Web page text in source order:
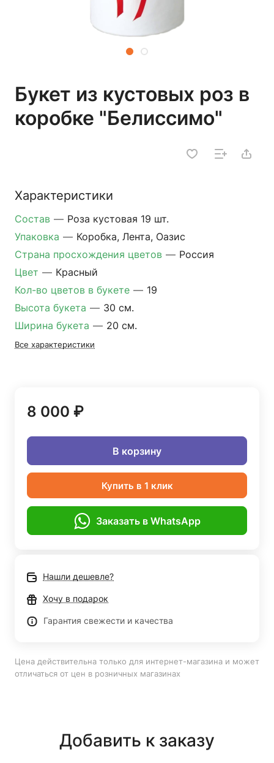
Букет из кустовых роз в
коробке "Белиссимо"
Характеристики
Состав — Роза кустовая 19 шт.
Упаковка — Коробка, Лента, Оазис
Страна просхождения цветов — Россия
Цвет — Красный
Кол-во цветов в букете — 19
Высота букета — 30 см.
Ширина букета — 20 см.
Все характеристики
8 000 ₽
В корзину
Купить в 1 клик
Заказать в WhatsApp
Нашли дешевле?
Хочу в подарок
Гарантия свежести и качества
Цена действительна только для интернет-магазина и может
отличаться от цен в розничных магазинах
Добавить к заказу